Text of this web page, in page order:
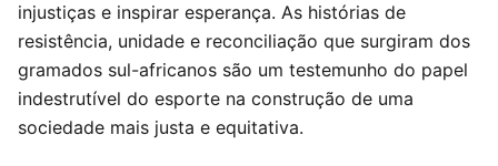
injustiças e inspirar esperança. As histórias de
resistência, unidade e reconciliação que surgiram dos
gramados sul-africanos são um testemunho do papel
indestrutível do esporte na construção de uma
sociedade mais justa e equitativa.